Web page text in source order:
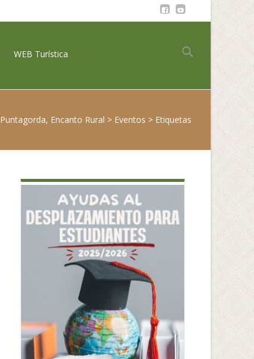
WEB Turística
Buscar:
Puntagorda, Encanto Rural > Eventos > Etiquetas